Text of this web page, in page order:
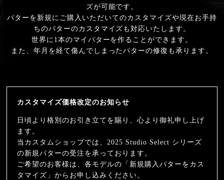
ズが可能です。
パターを新規にご購入いただいてのカスタマイズや現在お手持
ちのパターのカスタマイズも対応いたします。
世界に1本のマイパターを作ることができます。
また、年月を経て傷んでしまったパターの修復も承ります。
カスタマイズ価格改定のお知らせ
日頃より格別のお引き立てを賜り、心より御礼申し上げ
ます。
当カスタムショップでは、2025 Studio Select シリーズ
の新規パターの受注を承っております。
ご希望のお客様は、各モデルの「新規購入パターをカス
タマイズ」からお申し込みください。